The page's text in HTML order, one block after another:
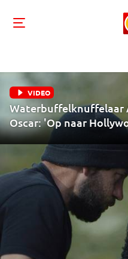
VIDEO
Waterbuffelknuffelaar
Oscar: 'Op naar